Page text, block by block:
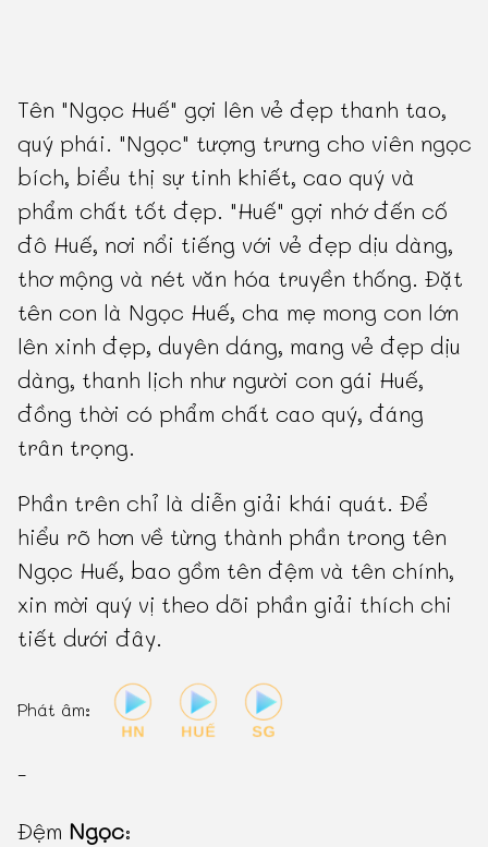
Tên "Ngọc Huế" gợi lên vẻ đẹp thanh tao,
quý phái. "Ngọc" tượng trưng cho viên ngọc
bích, biểu thị sự tinh khiết, cao quý và
phẩm chất tốt đẹp. "Huế" gợi nhớ đến cố
đô Huế, nơi nổi tiếng với vẻ đẹp dịu dàng,
thơ mộng và nét văn hóa truyền thống. Đặt
tên con là Ngọc Huế, cha mẹ mong con lớn
lên xinh đẹp, duyên dáng, mang vẻ đẹp dịu
dàng, thanh lịch như người con gái Huế,
đồng thời có phẩm chất cao quý, đáng
trân trọng.
Phần trên chỉ là diễn giải khái quát. Để
hiểu rõ hơn về từng thành phần trong tên
Ngọc Huế, bao gồm tên đệm và tên chính,
xin mời quý vị theo dõi phần giải thích chi
tiết dưới đây.
Phát âm:
-
Đệm Ngọc: